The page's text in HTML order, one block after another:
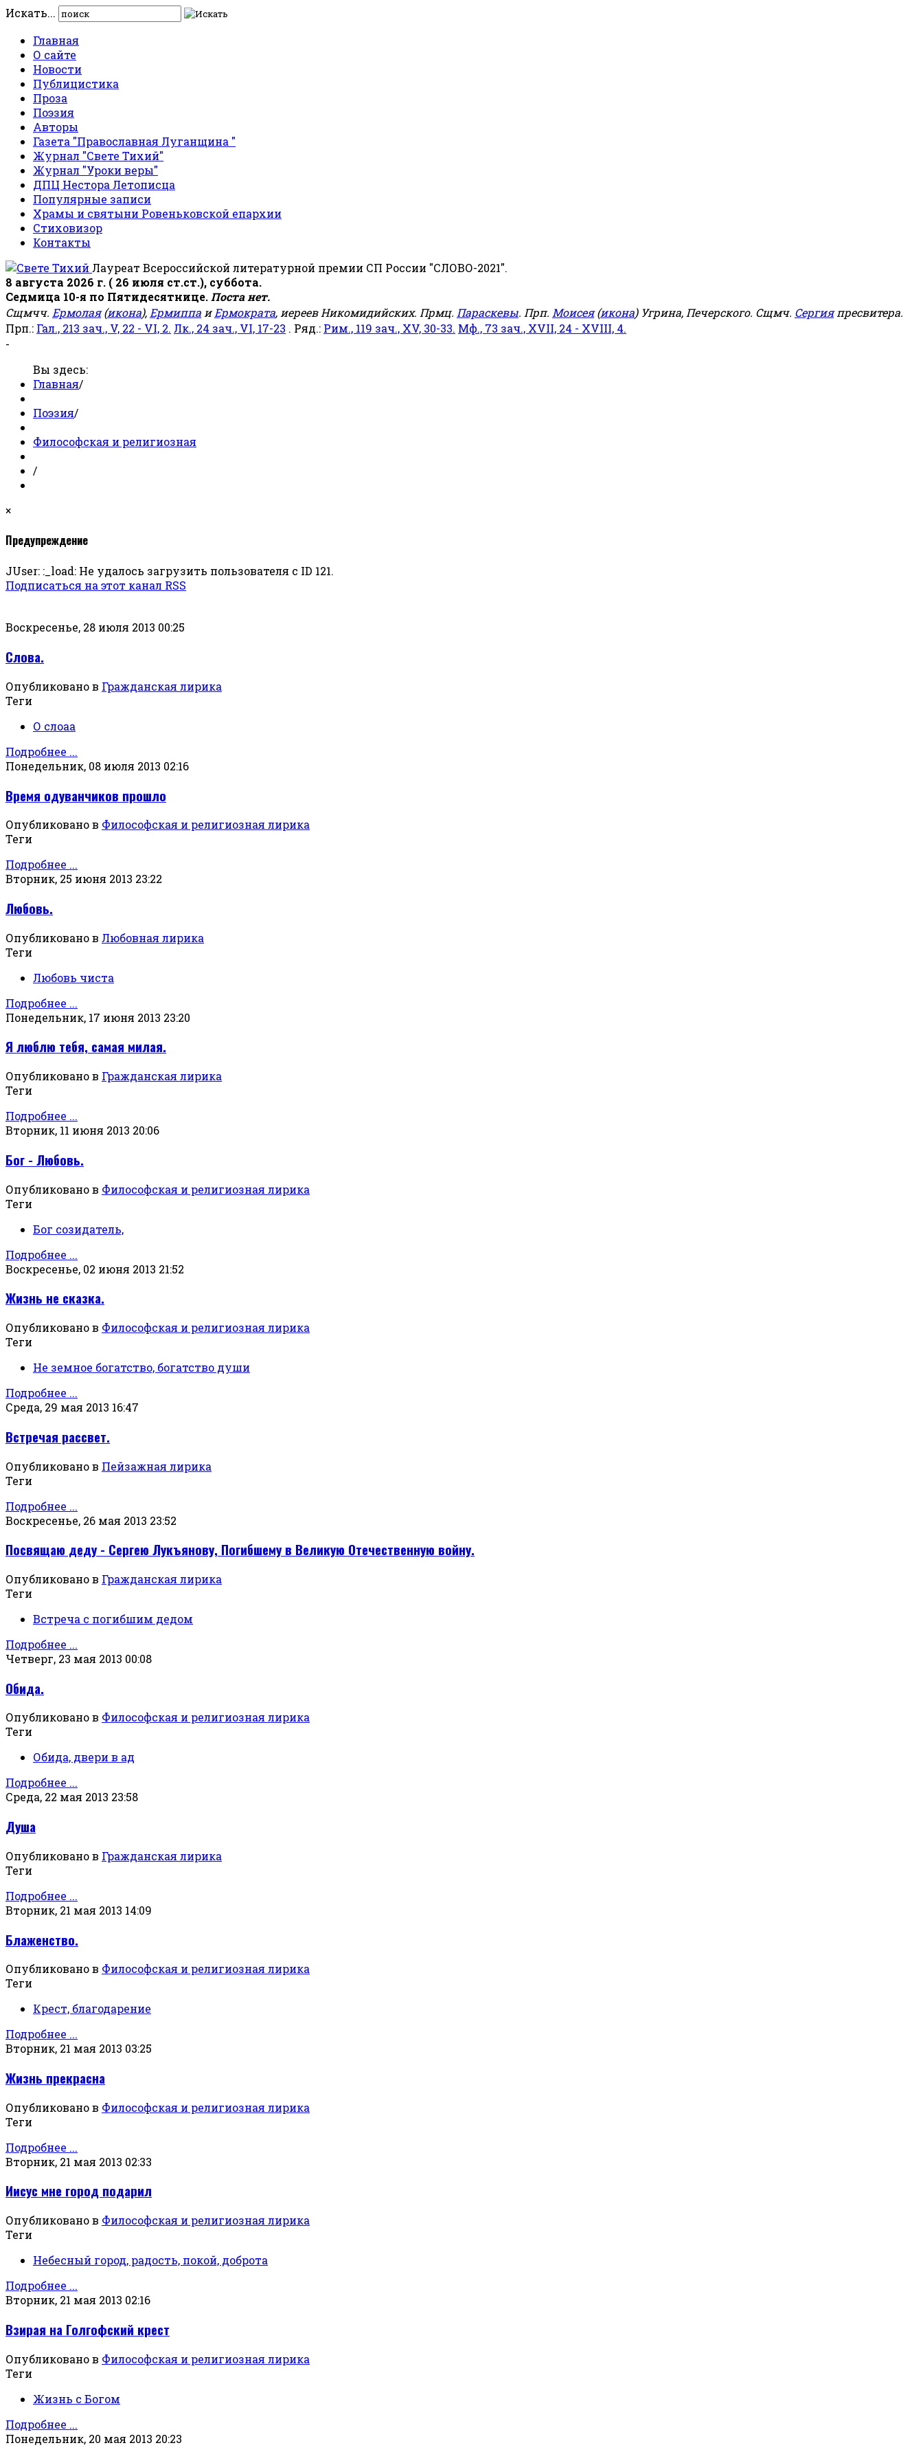
Искать...
Главная
О сайте
Новости
Публицистика
Проза
Поэзия
Авторы
Газета "Православная Луганщина "
Журнал "Свете Тихий"
Журнал "Уроки веры"
ДПЦ Нестора Летописца
Популярные записи
Храмы и святыни Ровеньковской епархии
Стиховизор
Контакты
Лауреат Всероссийской литературной премии СП России "СЛОВО-2021".
8 августа 2026 г. ( 26 июля ст.ст.), суббота.
Седмица 10-я по Пятидесятнице. Поста нет.
Сщмчч. Ермолая(икона), Ермиппа иЕрмократа, иереев Никомидийских. Прмц. Параскевы. Прп. Моисея(икона) Угрина, Печерского. Сщмч. Сергияпресвитера.
Прп.: Гал., 213 зач., V, 22 - VI, 2. Лк., 24 зач., VI, 17-23 . Ряд.: Рим., 119 зач., XV, 30-33. Мф., 73 зач., XVII, 24 - XVIII, 4.
-
Вы здесь:
Главная/
Поэзия/
Философская и религиозная
/
×
Предупреждение
JUser: :_load: Не удалось загрузить пользователя с ID 121.
Подписаться на этот канал RSS
Воскресенье, 28 июля 2013 00:25
Слова.
Опубликовано в Гражданская лирика
Теги
О слоаа
Подробнее ...
Понедельник, 08 июля 2013 02:16
Время одуванчиков прошло
Опубликовано в Философская и религиозная лирика
Теги
Подробнее ...
Вторник, 25 июня 2013 23:22
Любовь.
Опубликовано в Любовная лирика
Теги
Любовь чиста
Подробнее ...
Понедельник, 17 июня 2013 23:20
Я люблю тебя, самая милая.
Опубликовано в Гражданская лирика
Теги
Подробнее ...
Вторник, 11 июня 2013 20:06
Бог - Любовь.
Опубликовано в Философская и религиозная лирика
Теги
Бог созидатель,
Подробнее ...
Воскресенье, 02 июня 2013 21:52
Жизнь не сказка.
Опубликовано в Философская и религиозная лирика
Теги
Не земное богатство, богатство души
Подробнее ...
Среда, 29 мая 2013 16:47
Встречая рассвет.
Опубликовано в Пейзажная лирика
Теги
Подробнее ...
Воскресенье, 26 мая 2013 23:52
Посвящаю деду - Сергею Лукъянову, Погибшему в Великую Отечественную войну.
Опубликовано в Гражданская лирика
Теги
Встреча с погибшим дедом
Подробнее ...
Четверг, 23 мая 2013 00:08
Обида.
Опубликовано в Философская и религиозная лирика
Теги
Обида, двери в ад
Подробнее ...
Среда, 22 мая 2013 23:58
Душа
Опубликовано в Гражданская лирика
Теги
Подробнее ...
Вторник, 21 мая 2013 14:09
Блаженство.
Опубликовано в Философская и религиозная лирика
Теги
Крест, благодарение
Подробнее ...
Вторник, 21 мая 2013 03:25
Жизнь прекрасна
Опубликовано в Философская и религиозная лирика
Теги
Подробнее ...
Вторник, 21 мая 2013 02:33
Иисус мне город подарил
Опубликовано в Философская и религиозная лирика
Теги
Небесный город, радость, покой, доброта
Подробнее ...
Вторник, 21 мая 2013 02:16
Взирая на Голгофский крест
Опубликовано в Философская и религиозная лирика
Теги
Жизнь с Богом
Подробнее ...
Понедельник, 20 мая 2013 20:23